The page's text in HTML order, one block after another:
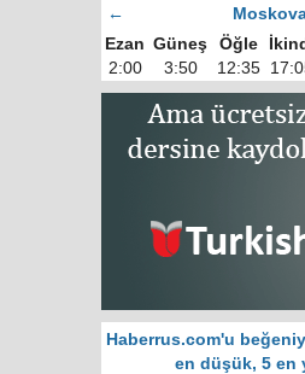
←
Ezan Güneş Öğle
2:00
3:50 12:35
Haberrus.com'u
en düşük, 5 en